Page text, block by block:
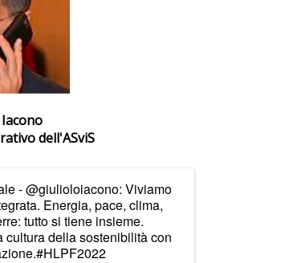
dell'ASviS
-@giulioloiacono: Viviamo
Energia, pace, clima,
tutto si tiene insieme.
della sostenibilità con
#HLPF2022